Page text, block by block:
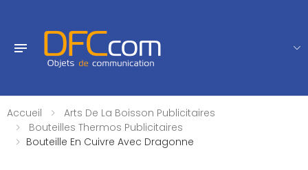
Accueil
Arts De La Boisson Publicitaires
Bouteilles Thermos Publicitaires
Bouteille En Cuivre Avec Dragonne